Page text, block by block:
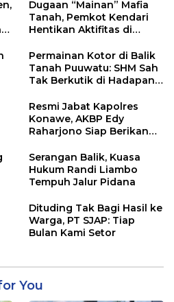
Dugaan “Mainan” Mafia
Tanah, Pemkot Kendari
Hentikan Aktifitas di
Permainan Kotor di Balik
Tanah Puuwatu: SHM Sah
Tak Berkutik di Hadapan
Resmi Jabat Kapolres
Konawe, AKBP Edy
Raharjono Siap Berikan
Serangan Balik, Kuasa
Hukum Randi Liambo
Tempuh Jalur Pidana
Dituding Tak Bagi Hasil ke
Warga, PT SJAP: Tiap
Bulan Kami Setor
You